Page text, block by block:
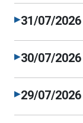
▶31/07/2026
▶30/07/2026
▶29/07/2026